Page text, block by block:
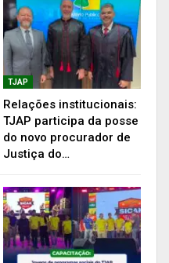
140ª Jornada
Itinerante, no
TJAP
Relações institucionais:
TJAP participa da posse
do novo procurador de
Justiça do…